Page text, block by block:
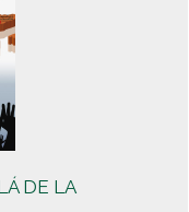
DE LA